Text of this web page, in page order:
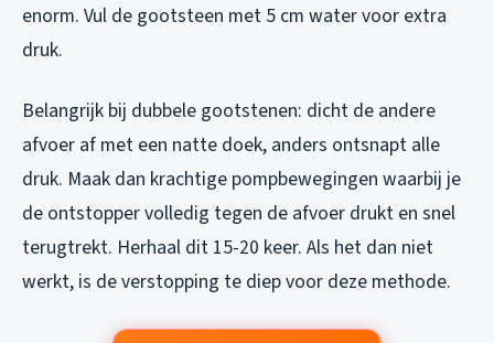
enorm. Vul de gootsteen met 5 cm water voor extra
druk.
Belangrijk bij dubbele gootstenen: dicht de andere
afvoer af met een natte doek, anders ontsnapt alle
druk. Maak dan krachtige pompbewegingen waarbij je
de ontstopper volledig tegen de afvoer drukt en snel
terugtrekt. Herhaal dit 15-20 keer. Als het dan niet
werkt, is de verstopping te diep voor deze methode.